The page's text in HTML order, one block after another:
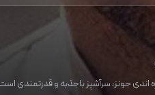
جونز، سرآشپز باجذبه و قدرتمندی